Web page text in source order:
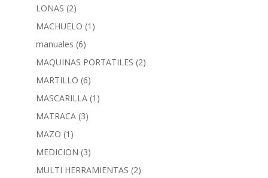
LONAS (2)
MACHUELO (1)
manuales (6)
MAQUINAS PORTATILES (2)
MARTILLO (6)
MASCARILLA (1)
MATRACA (3)
MAZO (1)
MEDICION (3)
MULTI HERRAMIENTAS (2)